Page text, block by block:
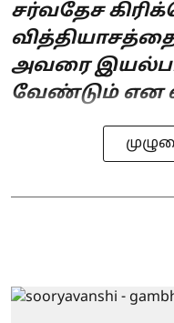
சர்வதேச
அவரை
வேண்டும் என